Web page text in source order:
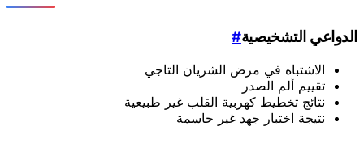
الدواعي التشخيصية#
الاشتباه في مرض الشريان التاجي
تقييم ألم الصدر
نتائج تخطيط كهربية القلب غير طبيعية
نتيجة اختبار جهد غير حاسمة